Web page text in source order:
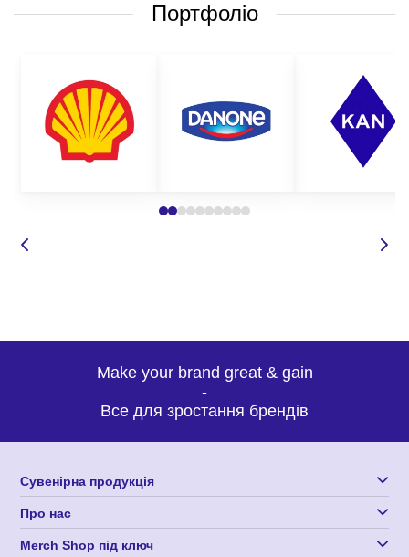
страхувальні карабіни;
Все це лише невеликий перелік того, чим можна убезпечити
ваших працівників від травмування на робочому місці. На
нашому сайті представлений широкий асортимент засобів
захисту для різних цілей та груп застосування.
Де замовити якісні страхувальні стропи
нашу продукцію такою затребуваною та унікальною.
Замовляючи виготовлення страхувальних строп у нас, Ви
можете бути впевнені у:
оригінальному дизайні виробів, які точно сподобаються
вашим співробітникам;
індивідуальному підході до кожного замовлення;
доставці продукції по всій Україні.
Портфоліо
Make your brand great & gain
-
Все для зростання брендів
Сувенірна продукція
Про нас
Merch Shop під ключ